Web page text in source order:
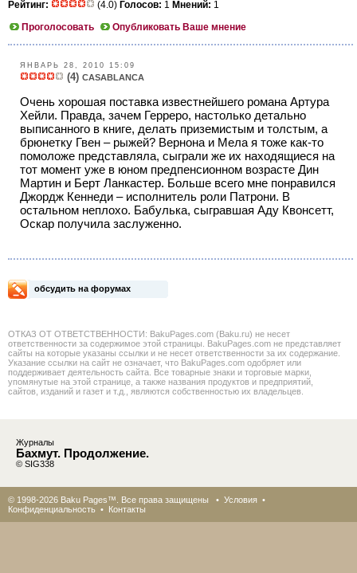
Рейтинг: (4.0) Голосов: 1 Мнений: 1
Проголосовать
Опубликовать Ваше мнение
ЯНВАРЬ 28, 2010 15:09
(4) CASABLANCA
Очень хорошая поставка известнейшего романа Артура
Хейли. Правда, зачем Герреро, настолько детально
выписанного в книге, делать приземистым и толстым, а
брюнетку Гвен – рыжей? Вернона и Мела я тоже как-то
помоложе представляла, сыграли же их находящиеся на
тот момент уже в юном предпенсионном возрасте Дин
Мартин и Берт Ланкастер. Больше всего мне понравился
Джордж Кеннеди – исполнитель роли Патрони. В
остальном неплохо. Бабулька, сыгравшая Аду Квонсетт,
Оскар получила заслуженно.
обсудить на форумах
ОТКАЗ ОТ ОТВЕТСТВЕННОСТИ: BakuPages.com (Baku.ru) не несет
ответственности за содержимое этой страницы. BakuPages.com не представляет
сайты на которые указаны ссылки и не несет ответственности за их содержание.
Указание ссылки на сайт не означает, что BakuPages.com одобряет или
поддерживает деятельность сайта. Все товарные знаки и торговые марки,
упомянутые на этой странице, а также названия продуктов и предприятий,
сайтов, изданий и газет и т.д., являются собственностью их владельцев.
Журналы
Бахмут. Продолжение.
© SIG338
© 1998-2026 Baku Pages™. Все права защищены • Условия •
Конфиденциальность • Контакты